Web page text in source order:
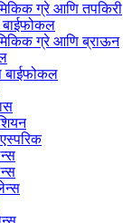
ग्रे आणि तपकिरी
बाईफोकल
ग्रे आणि ब्राऊन
बाईफोकल